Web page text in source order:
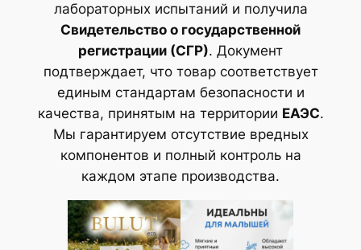
лабораторных испытаний и получила
Свидетельство о государственной
регистрации (СГР). Документ
подтверждает, что товар соответствует
единым стандартам безопасности и
качества, принятым на территории ЕАЭС.
Мы гарантируем отсутствие вредных
компонентов и полный контроль на
каждом этапе производства.